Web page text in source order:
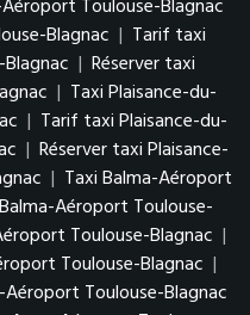
Toulouse-Blagnac
Blagnac | Tarif taxi
| Réserver taxi
| Taxi Plaisance-du-
| Tarif taxi Plaisance-du-
| Réserver taxi Plaisance-
| Taxi Balma-Aéroport
Aéroport Toulouse-
Toulouse-Blagnac |
Toulouse-Blagnac |
Toulouse-Blagnac